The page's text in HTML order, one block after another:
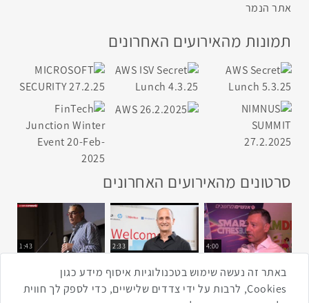
אתר הנמר
תמונות מהאירועים האחרונים
סרטונים מהאירועים האחרונים
4:00
2:33
1:43
באתר זה נעשה שימוש בטכנולוגיות איסוף מידע כגון
Cookies, לרבות על ידי צדדים שלישיים, כדי לספק לך חווית